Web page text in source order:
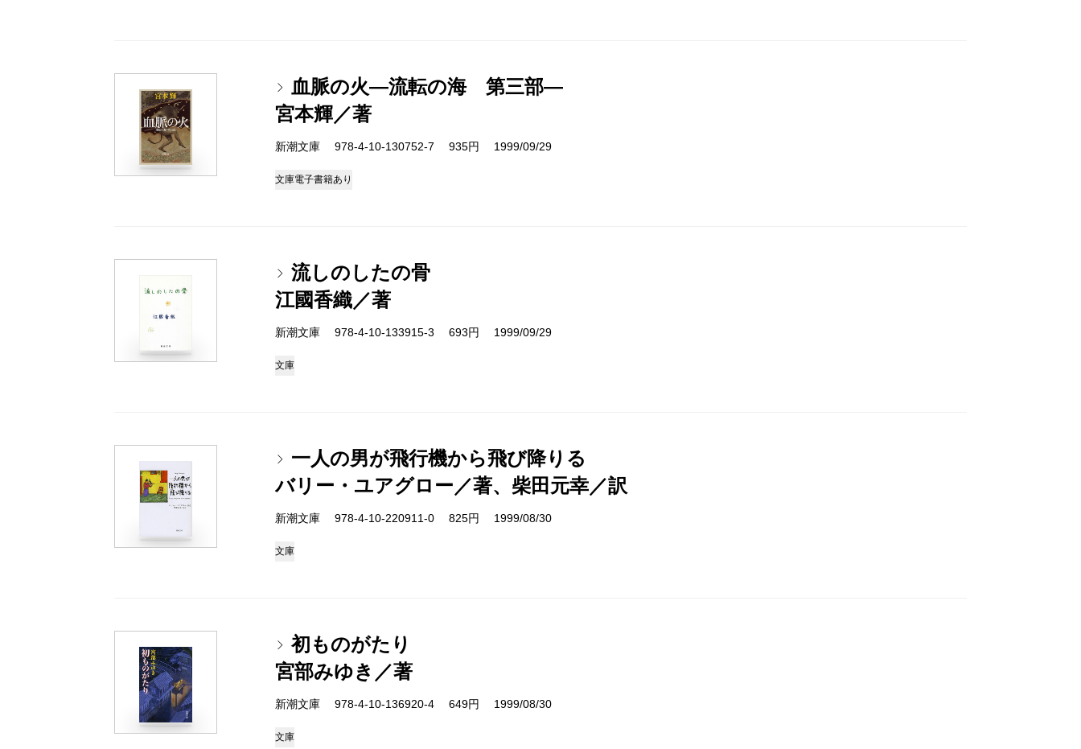
血脈の火―流転の海 第三部―
宮本輝／著
新潮文庫 978-4-10-130752-7 935円 1999/09/29
文庫電子書籍あり
流しのしたの骨
江國香織／著
新潮文庫 978-4-10-133915-3 693円 1999/09/29
文庫
一人の男が飛行機から飛び降りる
バリー・ユアグロー／著、柴田元幸／訳
新潮文庫 978-4-10-220911-0 825円 1999/08/30
文庫
初ものがたり
宮部みゆき／著
新潮文庫 978-4-10-136920-4 649円 1999/08/30
文庫